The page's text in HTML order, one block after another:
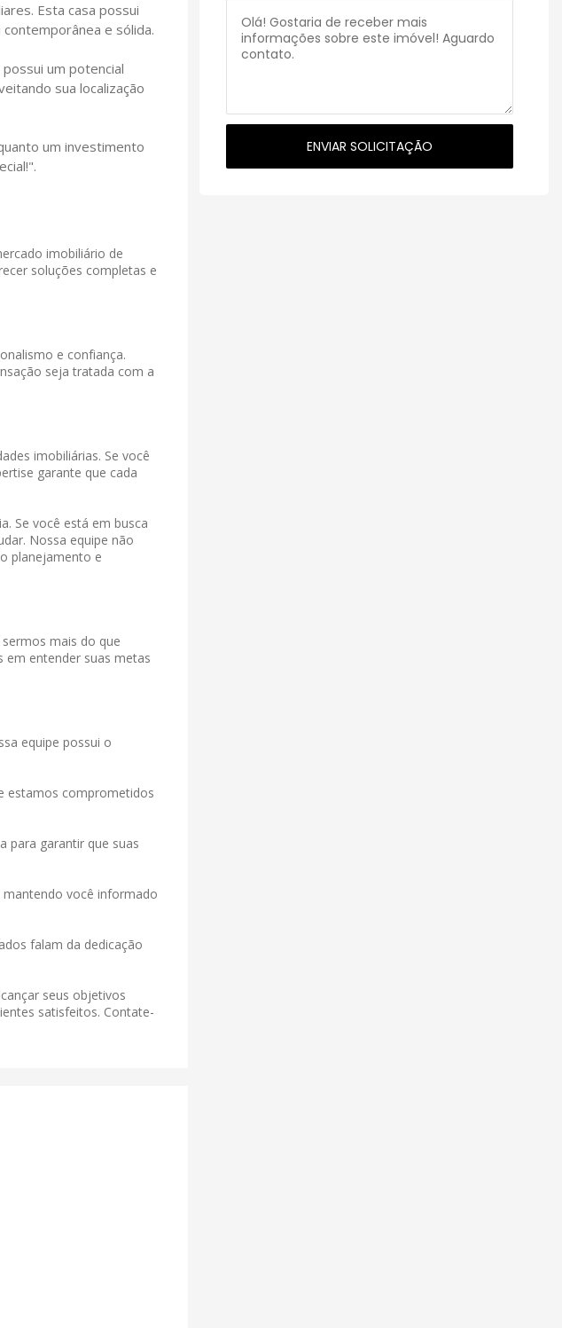
Esta casa possui
e sólida.
um potencial
sua localização
um investimento
imobiliário de
soluções completas e
e confiança.
seja tratada com a
imobiliárias. Se você
garante que cada
Se você está em busca
Nossa equipe não
planejamento e
mais do que
em entender suas metas
equipe possui o
estamos comprometidos
para garantir que suas
mantendo você informado
falam da dedicação
seus objetivos
satisfeitos. Contate-